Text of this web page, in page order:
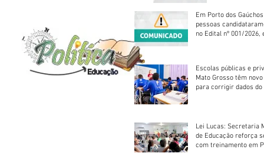
Em Porto dos
pessoas
no Edital nº 001/2026,
Escolas públicas e
Mato Grosso têm
para corrigir dados do
Lei Lucas: Secretaria
de Educação reforça
com treinamento em